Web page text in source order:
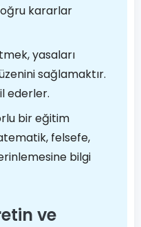
kararlar
yasaları
sağlamaktır.
ederler.
bir eğitim
felsefe,
bilgi
ve